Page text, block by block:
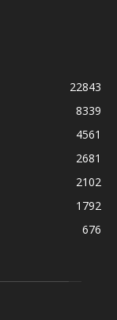
22843
8339
4561
2681
2102
1792
676